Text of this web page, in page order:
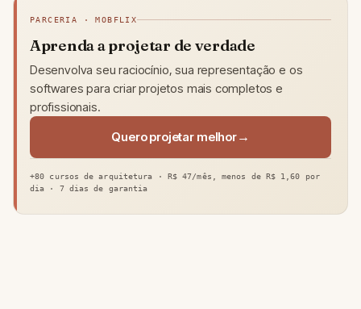
PARCERIA · MOBFLIX
Aprenda a projetar de verdade
Desenvolva seu raciocínio, sua representação e os
softwares para criar projetos mais completos e
profissionais.
Quero projetar melhor
+80 cursos de arquitetura · R$ 47/mês, menos de R$ 1,60 por
dia · 7 dias de garantia